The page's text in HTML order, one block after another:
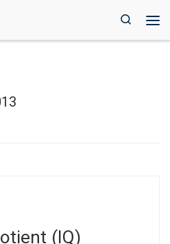
Search
(IQ)